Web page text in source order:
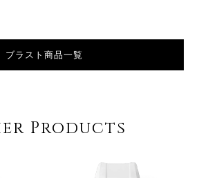
ブラスト商品一覧
Products